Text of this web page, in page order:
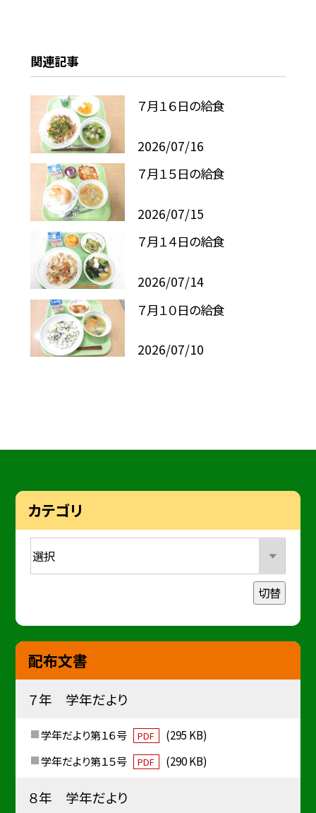
関連記事
７月１６日の給食
2026/07/16
７月１５日の給食
2026/07/15
７月１４日の給食
2026/07/14
７月１０日の給食
2026/07/10
カテゴリ
切替
配布文書
７年 学年だより
学年だより第１６号 PDF
(295 KB)
学年だより第１５号
PDF (290 KB)
８年 学年だより